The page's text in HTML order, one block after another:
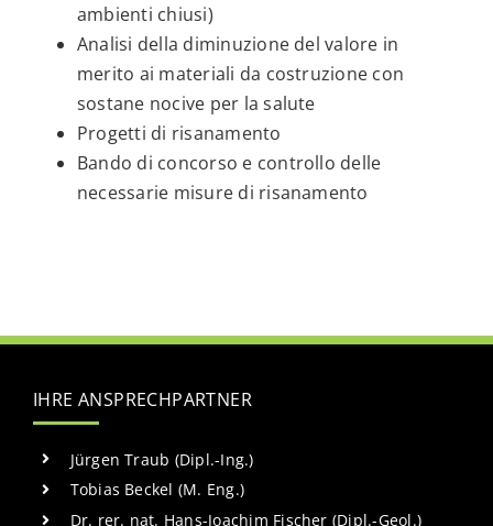
ambienti chiusi)
Analisi della diminuzione del valore in
merito ai materiali da costruzione con
sostane nocive per la salute
Progetti di risanamento
Bando di concorso e controllo delle
necessarie misure di risanamento
IHRE ANSPRECHPARTNER
Jürgen Traub (Dipl.-Ing.)
Tobias Beckel (M. Eng.)
Dr. rer. nat. Hans-Joachim Fischer (Dipl.-Geol.)